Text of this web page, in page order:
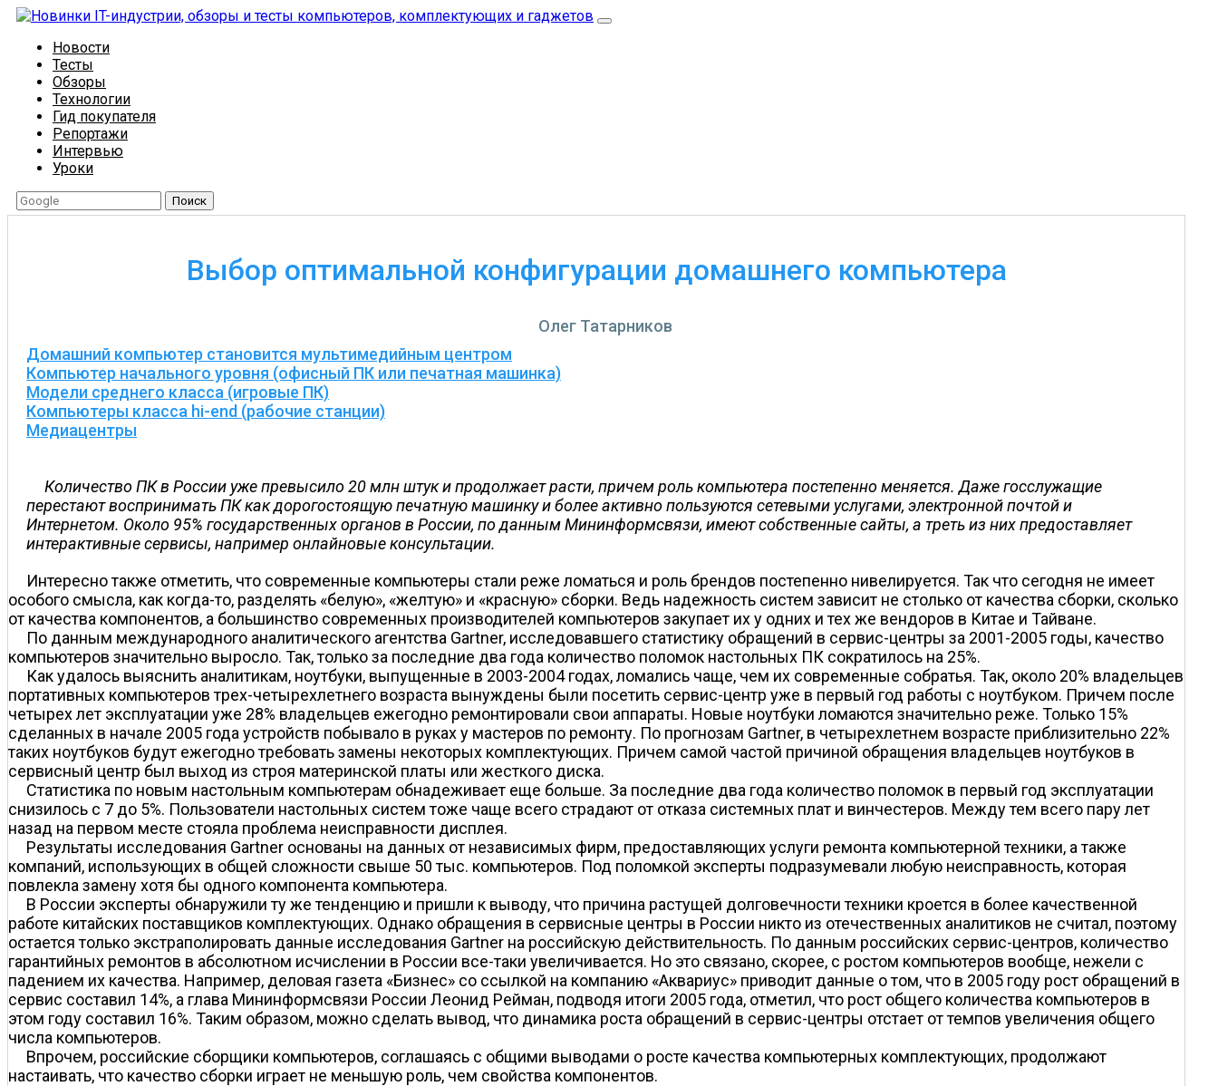
Новости
Тесты
Обзоры
Технологии
Гид покупателя
Репортажи
Интервью
Уроки
Поиск
Выбор оптимальной конфигурации домашнего компьютера
Олег Татарников
Домашний компьютер становится мультимедийным центром
Компьютер начального уровня (офисный ПК или печатная машинка)
Модели среднего класса (игровые ПК)
Компьютеры класса hi-end (рабочие станции)
Медиацентры
Количество ПК в России уже превысило 20 млн штук и продолжает расти, причем роль компьютера постепенно меняется. Даже госслужащие
перестают воспринимать ПК как дорогостоящую печатную машинку и более активно пользуются сетевыми услугами, электронной почтой и
Интернетом. Около 95% государственных органов в России, по данным Мининформсвязи, имеют собственные сайты, а треть из них предоставляет
интерактивные сервисы, например онлайновые консультации.
Интересно также отметить, что современные компьютеры стали реже ломаться и роль брендов постепенно нивелируется. Так что сегодня не имеет
особого смысла, как когда-то, разделять «белую», «желтую» и «красную» сборки. Ведь надежность систем зависит не столько от качества сборки, сколько
от качества компонентов, а большинство современных производителей компьютеров закупает их у одних и тех же вендоров в Китае и Тайване.
По данным международного аналитического агентства Gartner, исследовавшего статистику обращений в сервис-центры за 2001-2005 годы, качество
компьютеров значительно выросло. Так, только за последние два года количество поломок настольных ПК сократилось на 25%.
Как удалось выяснить аналитикам, ноутбуки, выпущенные в 2003-2004 годах, ломались чаще, чем их современные собратья. Так, около 20% владельцев
портативных компьютеров трех-четырехлетнего возраста вынуждены были посетить сервис-центр уже в первый год работы с ноутбуком. Причем после
четырех лет эксплуатации уже 28% владельцев ежегодно ремонтировали свои аппараты. Новые ноутбуки ломаются значительно реже. Только 15%
сделанных в начале 2005 года устройств побывало в руках у мастеров по ремонту. По прогнозам Gartner, в четырехлетнем возрасте приблизительно 22%
таких ноутбуков будут ежегодно требовать замены некоторых комплектующих. Причем самой частой причиной обращения владельцев ноутбуков в
сервисный центр был выход из строя материнской платы или жесткого диска.
Статистика по новым настольным компьютерам обнадеживает еще больше. За последние два года количество поломок в первый год эксплуатации
снизилось с 7 до 5%. Пользователи настольных систем тоже чаще всего страдают от отказа системных плат и винчестеров. Между тем всего пару лет
назад на первом месте стояла проблема неисправности дисплея.
Результаты исследования Gartner основаны на данных от независимых фирм, предоставляющих услуги ремонта компьютерной техники, а также
компаний, использующих в общей сложности свыше 50 тыс. компьютеров. Под поломкой эксперты подразумевали любую неисправность, которая
повлекла замену хотя бы одного компонента компьютера.
В России эксперты обнаружили ту же тенденцию и пришли к выводу, что причина растущей долговечности техники кроется в более качественной
работе китайских поставщиков комплектующих. Однако обращения в сервисные центры в России никто из отечественных аналитиков не считал, поэтому
остается только экстраполировать данные исследования Gartner на российскую действительность. По данным российских сервис-центров, количество
гарантийных ремонтов в абсолютном исчислении в России все-таки увеличивается. Но это связано, скорее, с ростом компьютеров вообще, нежели с
падением их качества. Например, деловая газета «Бизнес» со ссылкой на компанию «Аквариус» приводит данные о том, что в 2005 году рост обращений в
сервис составил 14%, а глава Мининформсвязи России Леонид Рейман, подводя итоги 2005 года, отметил, что рост общего количества компьютеров в
этом году составил 16%. Таким образом, можно сделать вывод, что динамика роста обращений в сервис-центры отстает от темпов увеличения общего
числа компьютеров.
Впрочем, российские сборщики компьютеров, соглашаясь с общими выводами о росте качества компьютерных комплектующих, продолжают
настаивать, что качество сборки играет не меньшую роль, чем свойства компонентов.